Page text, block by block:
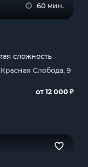
60 мин.
сложность
Слобода, 9
от 12 000 ₽